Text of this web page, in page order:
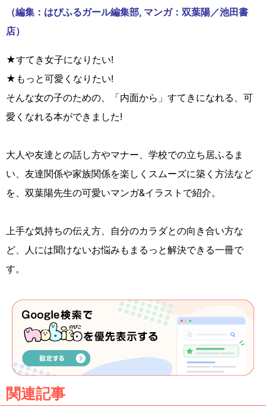
（編集：はぴふるガール編集部, マンガ：双葉陽／池田書
店）
★すてき女子になりたい!
★もっと可愛くなりたい!
そんな女の子のための、「内面から」すてきになれる、可
愛くなれる本ができました!
大人や友達との話し方やマナー、学校での立ち居ふるま
い、友達関係や家族関係を楽しくスムーズに築く方法など
を、双葉陽先生の可愛いマンガ&イラストで紹介。
上手な気持ちの伝え方、自分のカラダとの向き合い方な
ど、人には聞けないお悩みもまるっと解決できる一冊で
す。
関連記事